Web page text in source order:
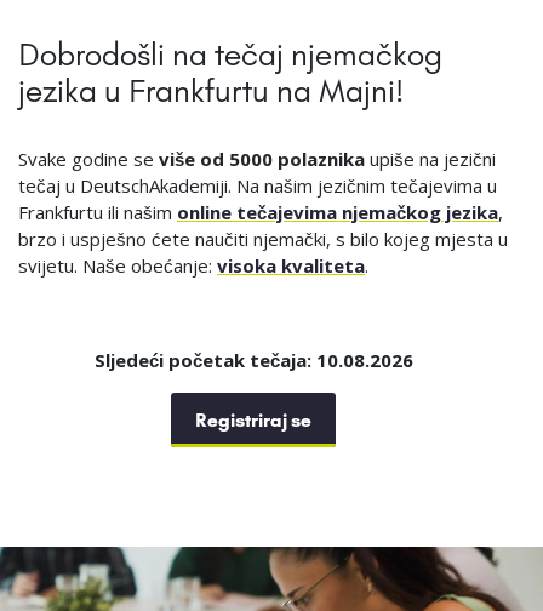
Dobrodošli na tečaj njemačkog
jezika u Frankfurtu na Majni!
Svake godine se više od 5000 polaznika upiše na jezični
tečaj u DeutschAkademiji. Na našim jezičnim tečajevima u
Frankfurtu ili našim online tečajevima njemačkog jezika,
brzo i uspješno ćete naučiti njemački, s bilo kojeg mjesta u
svijetu. Naše obećanje: visoka kvaliteta.
Sljedeći početak tečaja: 10.08.2026
Registriraj se